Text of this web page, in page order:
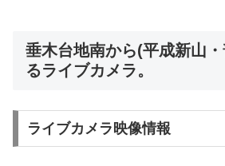
垂木台地南から(平成新山
るライブカメラ。
ライブカメラ映像情報